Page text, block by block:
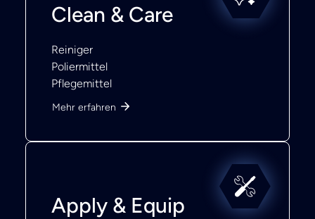
Clean & Care
Reiniger
Poliermittel
Pflegemittel
Mehr erfahren
Apply & Equip